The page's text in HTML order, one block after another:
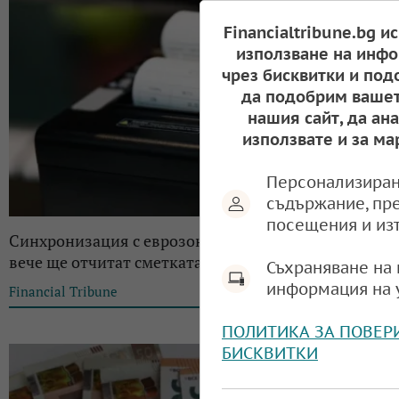
Синхронизация с еврозоната: Касовите апарати
вече ще отчитат сметката ни и в евро
Financial Tribune 10:55, 04.06.2025
Financialtribune.bg
използване на
чрез бисквитки и
да подобрим
нашия сайт, да
използвате и за
съдържание,
посещения и
Съхраняване
информация на
ПОЛИТИКА ЗА
БИСКВИТКИ